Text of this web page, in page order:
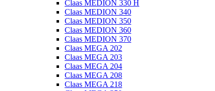
Claas MEDION 330 H
Claas MEDION 340
Claas MEDION 350
Claas MEDION 360
Claas MEDION 370
Claas MEGA 202
Claas MEGA 203
Claas MEGA 204
Claas MEGA 208
Claas MEGA 218